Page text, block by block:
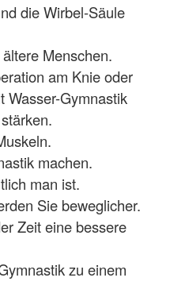
die Wirbel-Säule
Menschen.
am Knie oder
Wasser-Gymnastik
machen.
man ist.
Sie beweglicher.
Zeit eine bessere
zu einem